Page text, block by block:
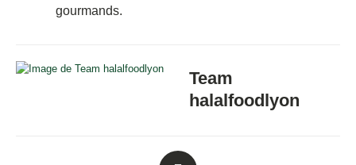
gourmands.
Team
halalfoodlyon